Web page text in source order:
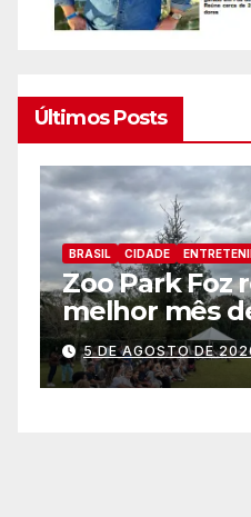
Últimos Posts
BRASIL CIDADE
Zoo Park Foz
melhor mês
inauguração
5 DE AGOSTO DE